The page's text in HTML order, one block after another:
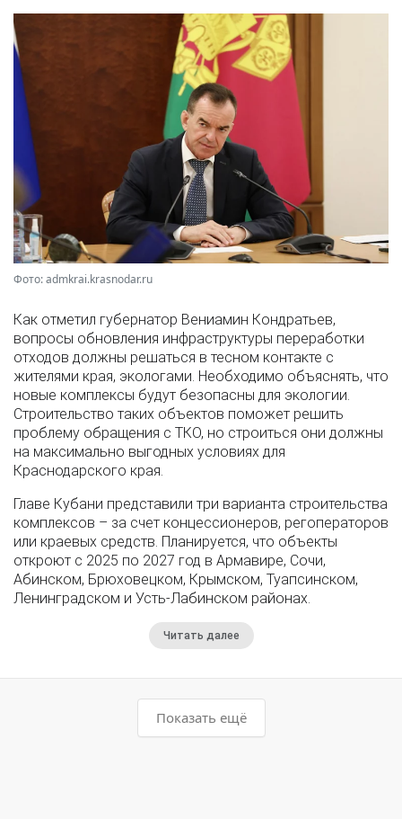
Фото: admkrai.krasnodar.ru
Как отметил губернатор Вениамин Кондратьев,
вопросы обновления инфраструктуры переработки
отходов должны решаться в тесном контакте с
жителями края, экологами. Необходимо объяснять, что
новые комплексы будут безопасны для экологии.
Строительство таких объектов поможет решить
проблему обращения с ТКО, но строиться они должны
на максимально выгодных условиях для
Краснодарского края.
Главе Кубани представили три варианта строительства
комплексов – за счет концессионеров, регоператоров
или краевых средств. Планируется, что объекты
откроют с 2025 по 2027 год в Армавире, Сочи,
Абинском, Брюховецком, Крымском, Туапсинском,
Ленинградском и Усть-Лабинском районах.
Читать далее
Показать ещё